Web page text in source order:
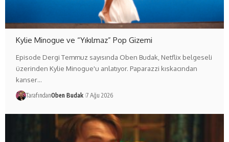
Kylie Minogue ve “Yıkılmaz” Pop Gizemi
Episode Dergi Temmuz sayısında Oben Budak, Netflix belgeseli
üzerinden Kylie Minogue'u anlatıyor. Paparazzi kıskacından
kanser…
TarafındanOben Budak 7 Ağu 2026